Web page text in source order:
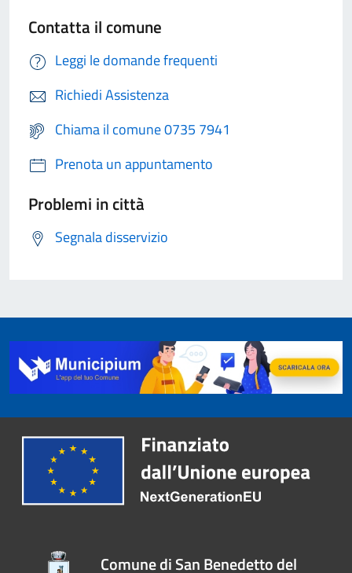
Contatta il comune
Leggi le domande frequenti
Richiedi Assistenza
Chiama il comune 0735 7941
Prenota un appuntamento
Problemi in città
Segnala disservizio
Comune di San Benedetto del